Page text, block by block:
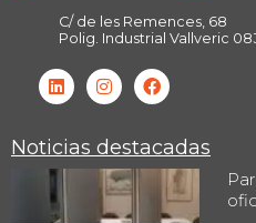
C/ de les Remences, 68
Polig. Industrial Vallveric
Noticias destacadas